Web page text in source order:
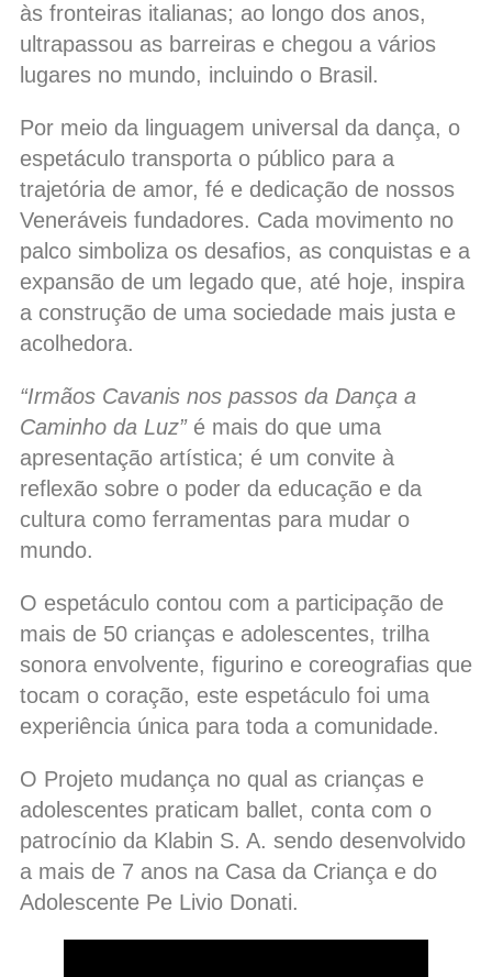
às fronteiras italianas; ao longo dos anos,
ultrapassou as barreiras e chegou a vários
lugares no mundo, incluindo o Brasil.
Por meio da linguagem universal da dança, o
espetáculo transporta o público para a
trajetória de amor, fé e dedicação de nossos
Veneráveis fundadores. Cada movimento no
palco simboliza os desafios, as conquistas e a
expansão de um legado que, até hoje, inspira
a construção de uma sociedade mais justa e
acolhedora.
“Irmãos Cavanis nos passos da Dança a
Caminho da Luz”é mais do que uma
apresentação artística; é um convite à
reflexão sobre o poder da educação e da
cultura como ferramentas para mudar o
mundo.
O espetáculo contou com a participação de
mais de 50 crianças e adolescentes, trilha
sonora envolvente, figurino e coreografias que
tocam o coração, este espetáculo foi uma
experiência única para toda a comunidade.
O Projeto mudança no qual as crianças e
adolescentes praticam ballet, conta com o
patrocínio da Klabin S. A. sendo desenvolvido
a mais de 7 anos na Casa da Criança e do
Adolescente Pe Livio Donati.